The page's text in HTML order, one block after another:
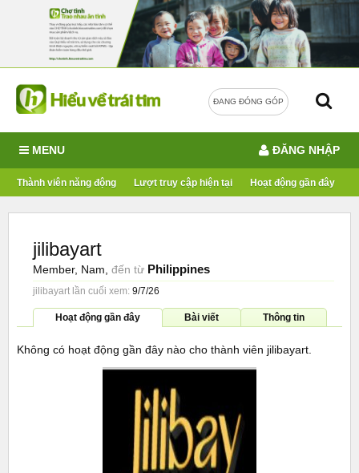
ĐANG ĐÓNG GÓP
MENU
Thành viên năng động Lượt truy cập hiện tại Hoạt động gần đây
ĐĂNG NHẬP
jilibayart
Member, Nam, đến từ Philippines
jilibayart lần cuối xem: 9/7/26
Hoạt động gần đây Bài viết Thông tin
Không có hoạt động gần đây nào cho thành viên jilibayart.